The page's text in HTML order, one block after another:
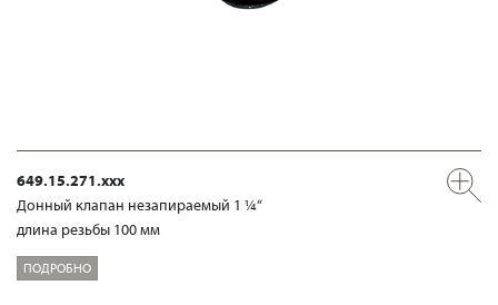
649.15.271.xxx
Донный клапан незапираемый 1 ¼“
длина резьбы 100 мм
ПОДРОБНО